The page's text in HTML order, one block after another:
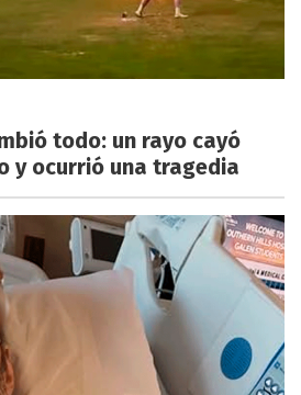
todo: un rayo cayó
y ocurrió una tragedia